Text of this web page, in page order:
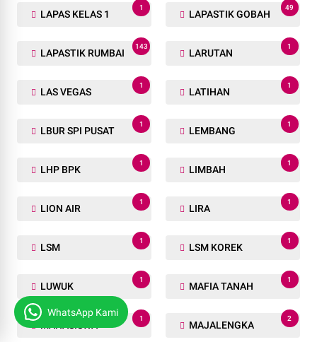
LAPAS KELAS 1
1
LAPASTIK GOBAH
49
LAPASTIK RUMBAI
143
LARUTAN
1
LAS VEGAS
1
LATIHAN
1
LBUR SPI PUSAT
1
LEMBANG
1
LHP BPK
1
LIMBAH
1
LION AIR
1
LIRA
1
LSM
1
LSM KOREK
1
LUWUK
1
MAFIA TANAH
1
1
MAJALENGKA
2
WhatsApp Kami